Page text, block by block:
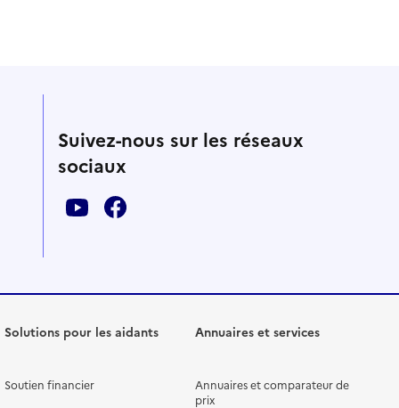
Suivez-nous sur les réseaux
sociaux
Solutions pour les aidants
Soutien financier
Annuaires et services
Annuaires et comparateur de
prix